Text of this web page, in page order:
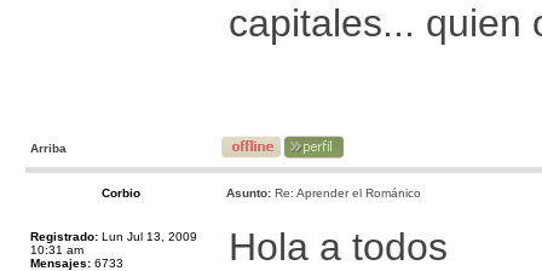
capitales...
Arriba
Corbio Asunto: Re: Aprender el Románico
Registrado: Lun Jul 13, 2009
10:31 am
Mensajes: 6733 Hola a todos